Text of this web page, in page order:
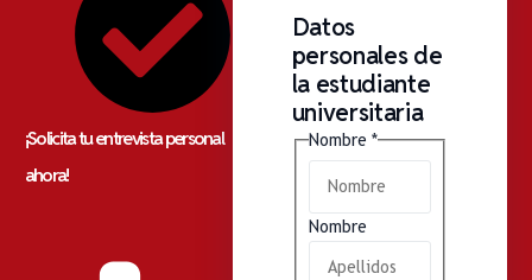
¡Solicita tu entrevista personal
ahora!
Datos
personales de
la estudiante
universitaria
Nombre *
Nombre